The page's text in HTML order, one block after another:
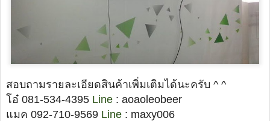
สอบถามรายละเอียดสินค้าเพิ่มเติมได้นะครับ ^ ^
โอ๋ 081-534-4395 Line : aoaoleobeer
แมค 092-710-9569 Line : maxy006